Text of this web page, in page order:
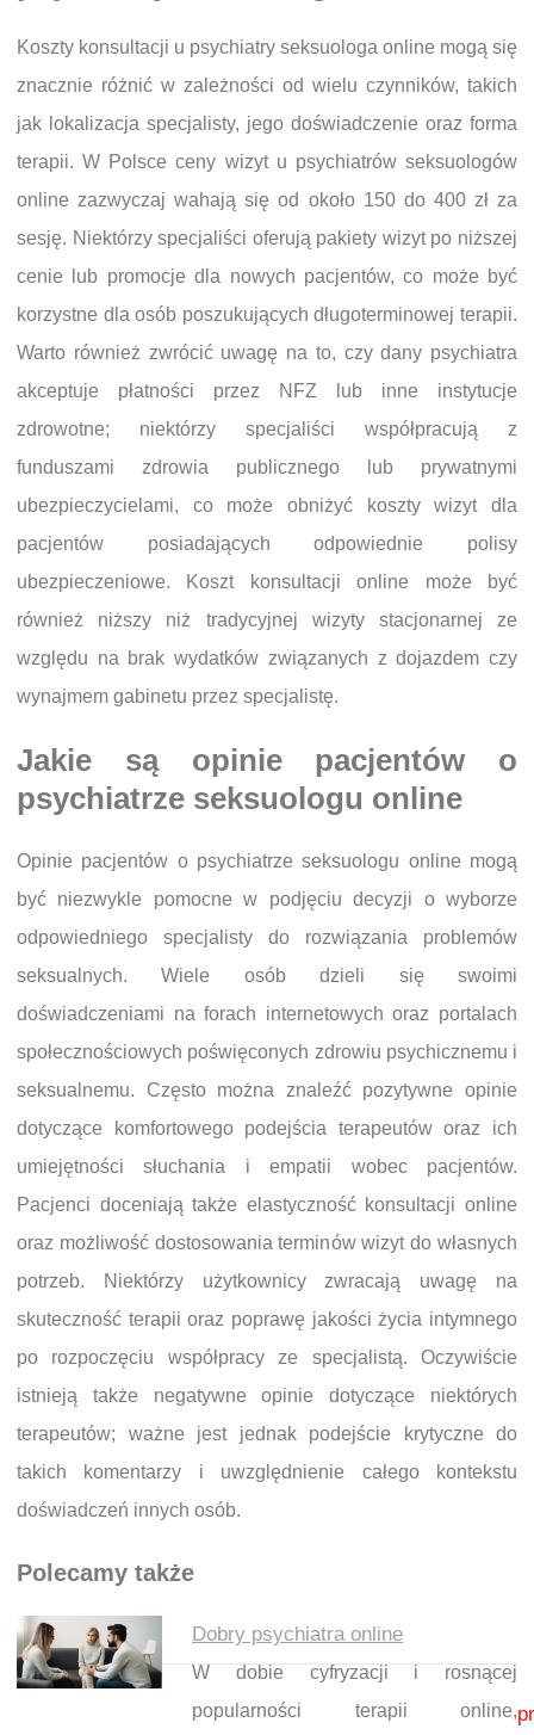
Koszty konsultacji u psychiatry seksuologa online mogą się
znacznie różnić w zależności od wielu czynników, takich
jak lokalizacja specjalisty, jego doświadczenie oraz forma
terapii. W Polsce ceny wizyt u psychiatrów seksuologów
online zazwyczaj wahają się od około 150 do 400 zł za
sesję. Niektórzy specjaliści oferują pakiety wizyt po niższej
cenie lub promocje dla nowych pacjentów, co może być
korzystne dla osób poszukujących długoterminowej terapii.
Warto również zwrócić uwagę na to, czy dany psychiatra
akceptuje płatności przez NFZ lub inne instytucje
zdrowotne; niektórzy specjaliści współpracują z
funduszami zdrowia publicznego lub prywatnymi
ubezpieczycielami, co może obniżyć koszty wizyt dla
pacjentów posiadających odpowiednie polisy
ubezpieczeniowe. Koszt konsultacji online może być
również niższy niż tradycyjnej wizyty stacjonarnej ze
względu na brak wydatków związanych z dojazdem czy
wynajmem gabinetu przez specjalistę.
Jakie są opinie pacjentów o
psychiatrze seksuologu online
Opinie pacjentów o psychiatrze seksuologu online mogą
być niezwykle pomocne w podjęciu decyzji o wyborze
odpowiedniego specjalisty do rozwiązania problemów
seksualnych. Wiele osób dzieli się swoimi
doświadczeniami na forach internetowych oraz portalach
społecznościowych poświęconych zdrowiu psychicznemu i
seksualnemu. Często można znaleźć pozytywne opinie
dotyczące komfortowego podejścia terapeutów oraz ich
umiejętności słuchania i empatii wobec pacjentów.
Pacjenci doceniają także elastyczność konsultacji online
oraz możliwość dostosowania terminów wizyt do własnych
potrzeb. Niektórzy użytkownicy zwracają uwagę na
skuteczność terapii oraz poprawę jakości życia intymnego
po rozpoczęciu współpracy ze specjalistą. Oczywiście
istnieją także negatywne opinie dotyczące niektórych
terapeutów; ważne jest jednak podejście krytyczne do
takich komentarzy i uwzględnienie całego kontekstu
doświadczeń innych osób.
Polecamy także
Dobry psychiatra online
W dobie cyfryzacji i rosnącej
popularności terapii online,
Nawigacja wpisu